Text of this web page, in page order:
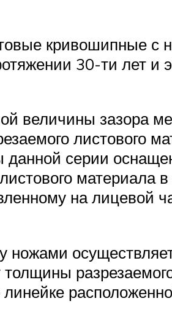
кривошипные с
30-ти лет и
величины зазора
листового
серии
материала
на лицевой
ножами
линейке